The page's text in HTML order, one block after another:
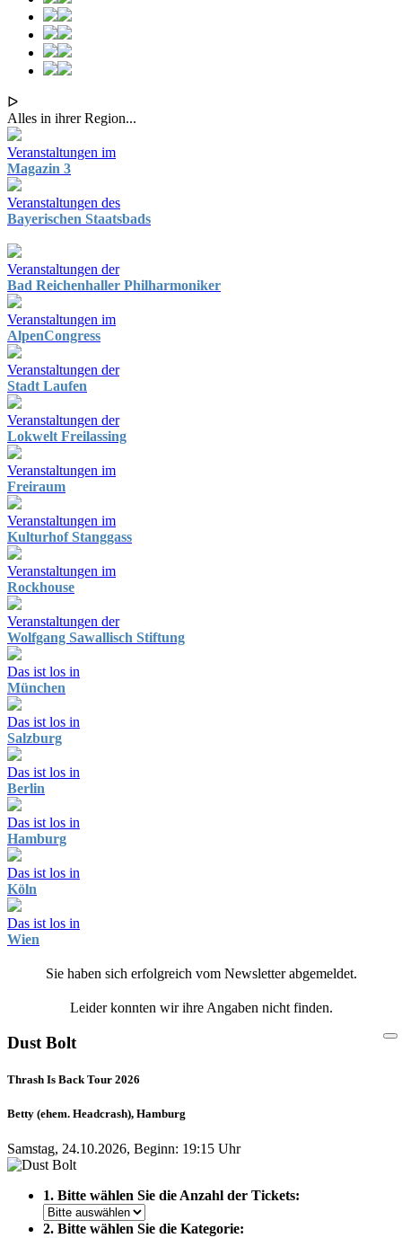
ᐅ
Alles in ihrer Region...
Veranstaltungen im
Magazin 3
Veranstaltungen des
Bayerischen Staatsbads
Veranstaltungen der
Bad Reichenhaller Philharmoniker
Veranstaltungen im
AlpenCongress
Veranstaltungen der
Stadt Laufen
Veranstaltungen der
Lokwelt Freilassing
Veranstaltungen im
Freiraum
Veranstaltungen im
Kulturhof Stanggass
Veranstaltungen im
Rockhouse
Veranstaltungen der
Wolfgang Sawallisch Stiftung
Das ist los in
München
Das ist los in
Salzburg
Das ist los in
Berlin
Das ist los in
Hamburg
Das ist los in
Köln
Das ist los in
Wien
Sie haben sich erfolgreich vom Newsletter abgemeldet.
Leider konnten wir ihre Angaben nicht finden.
Dust Bolt
Thrash Is Back Tour 2026
Betty (ehem. Headcrash), Hamburg
Samstag, 24.10.2026, Beginn: 19:15 Uhr
1. Bitte wählen Sie die Anzahl der Tickets:
2. Bitte wählen Sie die Kategorie: